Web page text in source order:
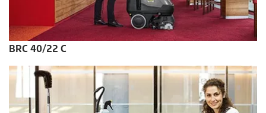
BRC 40/22 C